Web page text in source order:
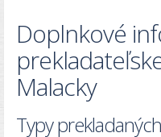
Doplnkové
Malacky
Typy